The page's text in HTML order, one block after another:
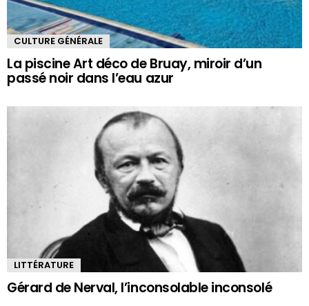
CULTURE GÉNÉRALE
La piscine Art déco de Bruay, miroir d’un
passé noir dans l’eau azur
LITTÉRATURE
Gérard de Nerval, l’inconsolable inconsolé